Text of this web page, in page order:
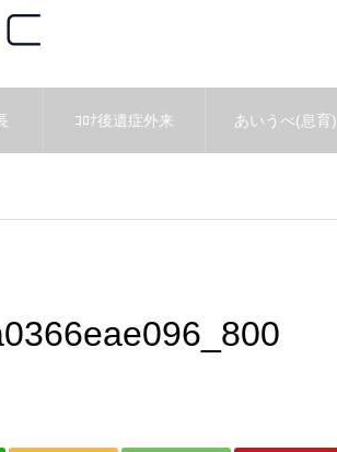
ｺﾛﾅ後遺症外来 あいうべ(息育)